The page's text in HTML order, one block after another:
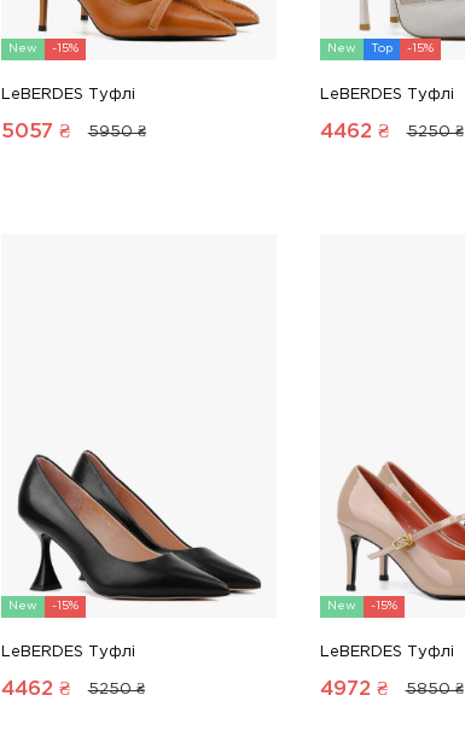
New -15%
LeBERDES Туфлі
5057 ₴ 5950 ₴
New Top -15%
LeBERDES Туфлі
4462 ₴ 5250 ₴
New -15%
LeBERDES Туфлі
4462 ₴ 5250 ₴
New -15%
LeBERDES Туфлі
4972 ₴ 5850 ₴